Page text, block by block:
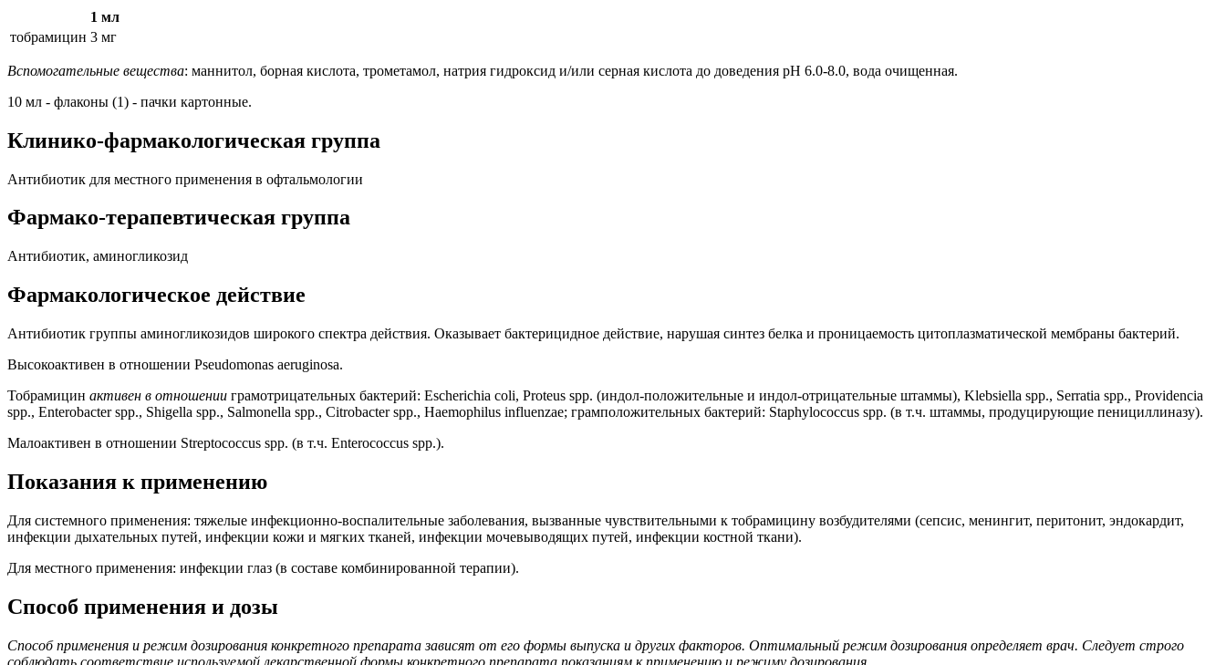
1 мл
тобрамицин 3 мг
Вспомогательные вещества: маннитол, борная кислота, трометамол, натрия гидроксид и/или серная кислота до доведения рН 6.0-8.0, вода очищенная.
10 мл - флаконы (1) - пачки картонные.
Клинико-фармакологическая группа
Антибиотик для местного применения в офтальмологии
Фармако-терапевтическая группа
Антибиотик, аминогликозид
Фармакологическое действие
Антибиотик группы аминогликозидов широкого спектра действия. Оказывает бактерицидное действие, нарушая синтез белка и проницаемость цитоплазматической мембраны бактерий.
Высокоактивен в отношении Pseudomonas aeruginosa.
Тобрамицин активен в отношении грамотрицательных бактерий: Escherichia coli, Proteus spp. (индол-положительные и индол-отрицательные штаммы), Klebsiella spp., Serratia spp., Providencia
spp., Enterobacter spp., Shigella spp., Salmonella spp., Citrobacter spp., Haemophilus influenzae; грамположительных бактерий: Staphylococcus spp. (в т.ч. штаммы, продуцирующие пенициллиназу).
Малоактивен в отношении Streptococcus spp. (в т.ч. Enterococcus spp.).
Показания к применению
Для системного применения: тяжелые инфекционно-воспалительные заболевания, вызванные чувствительными к тобрамицину возбудителями (сепсис, менингит, перитонит, эндокардит,
инфекции дыхательных путей, инфекции кожи и мягких тканей, инфекции мочевыводящих путей, инфекции костной ткани).
Для местного применения: инфекции глаз (в составе комбинированной терапии).
Способ применения и дозы
Способ применения и режим дозирования конкретного препарата зависят от его формы выпуска и других факторов. Оптимальный режим дозирования определяет врач. Следует строго
соблюдать соответствие используемой лекарственной формы конкретного препарата показаниям к применению и режиму дозирования.